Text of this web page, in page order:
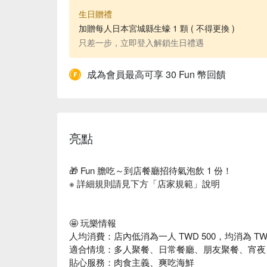
生日贈禮
加贈每人日本宮城縣生蠔 1 顆 ( 不得更換 )
只差一步，立即登入解鎖生日禮遇
成為會員最高可享 30 Fun 幣回饋
亮點
🎁 Fun 膽吃～到店餐廳招待氣泡飲 1 份！
※ 詳細規則請見下方「店家規範」說明
🤩 玩樂情報
人均消費：店內低消為一人 TWD 500，均消為
適合情境：多人聚餐、日常餐廳、朋友聚餐、宵夜
貼心服務：肉食主義、爽吃海鮮